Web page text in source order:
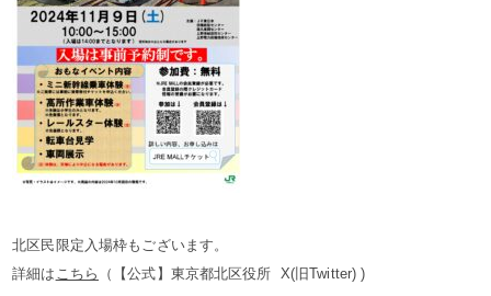
北区民限定入場枠もございます。
詳細は こちら （【公式】東京都北区役所 X(旧Twitter) )